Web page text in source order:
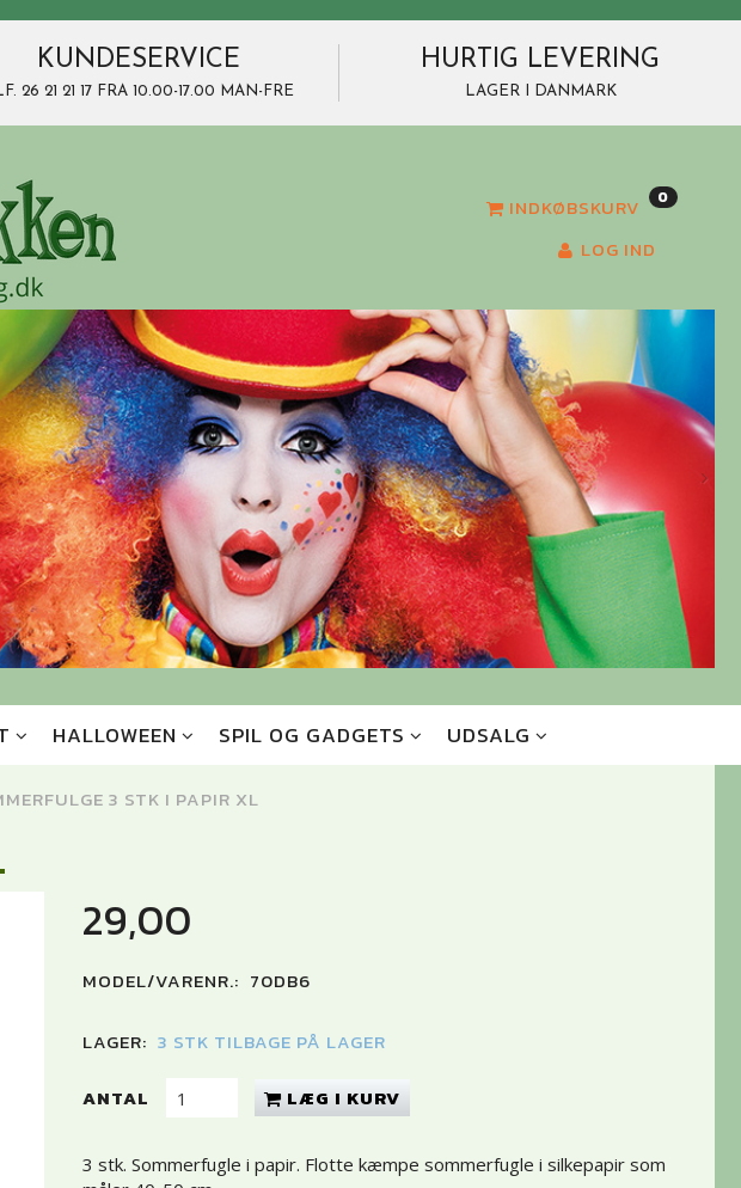
KUNDESERVICE
26 21 21 17 FRA 10.00-17.00 MAN-FRE
HURTIG LEVERING
LAGER I DANMARK
INDKØBSKURV 0
LOG IND
HALLOWEEN SPIL OG GADGETS UDSALG
3 STK I PAPIR XL
29,00
MODEL/VARENR.: 70DB6
LAGER: 3 STK TILBAGE PÅ LAGER
ANTAL LÆG I KURV
3 stk. Sommerfugle i papir. Flotte kæmpe sommerfugle i silkepapir som